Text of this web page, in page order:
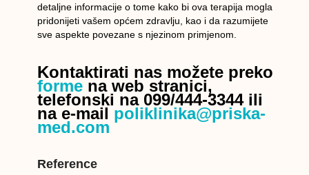
detaljne informacije o tome kako bi ova terapija mogla
pridonijeti vašem općem zdravlju, kao i da razumijete
sve aspekte povezane s njezinom primjenom.
Kontaktirati nas možete preko
formena web stranici,
telefonski na 099/444-3344 ili
na e-mail poliklinika@priska-
med.com
Reference